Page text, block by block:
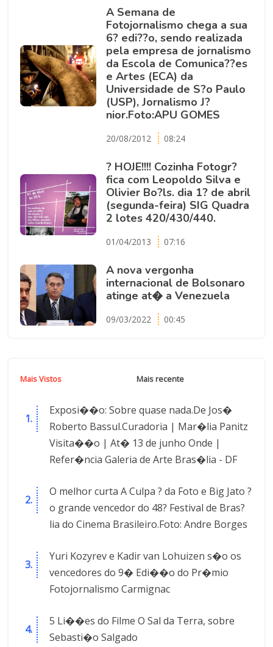
A Semana de
Fotojornalismo chega a sua
6? edi??o, sendo realizada
pela empresa de jornalismo
da Escola de Comunica??es
e Artes (ECA) da
Universidade de S?o Paulo
(USP), Jornalismo J?
nior.Foto:APU GOMES
20/08/2012 08:24
? HOJE!!!! Cozinha Fotogr?
fica com Leopoldo Silva e
Olivier Bo?ls. dia 1? de abril
(segunda-feira) SIG Quadra
2 lotes 420/430/440.
01/04/2013 07:16
A nova vergonha
internacional de Bolsonaro
atinge at� a Venezuela
09/03/2022 00:45
Mais Vistos Mais recente
Exposi��o: Sobre quase nada.De Jos�
Roberto Bassul.Curadoria | Mar�lia Panitz
Visita��o | At� 13 de junho Onde |
Refer�ncia Galeria de Arte Bras�lia - DF
O melhor curta A Culpa ? da Foto e Big Jato ?
o grande vencedor do 48? Festival de Bras?
lia do Cinema Brasileiro.Foto: Andre Borges
Yuri Kozyrev e Kadir van Lohuizen s�o os
vencedores do 9� Edi��o do Pr�mio
Fotojornalismo Carmignac
5 Li��es do Filme O Sal da Terra, sobre
Sebasti�o Salgado